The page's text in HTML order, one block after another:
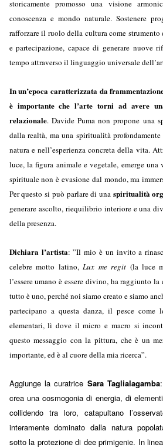
storicamente promosso una visione
conoscenza e mondo naturale. Sostenere
rafforzare il ruolo della cultura come
e partecipazione, capace di generare nuove
tempo attraverso il linguaggio universale
In un’epoca caratterizzata da
è importante che l’arte torni ad avere
relazionale. Davide Puma non propone una
dalla realtà, ma una spiritualità
natura e nell’esperienza concreta della vita.
luce, la figura animale e vegetale, emerge
spirituale non è evasione dal mondo, ma
Per questo si può parlare di una spiritualità
generare ascolto, riequilibrio interiore e una
della presenza.
Dichiara l’artista: ”Il mio è un invito a
celebre motto latino,Lux me regit (la luce
l’essere umano è essere divino, ha raggiunto
tutto è uno, perché noi siamo creato e siamo
partecipano a questa danza, il pesce come
elementari, lì dove il micro e macro si
questo messaggio con la pittura, che è un
importante, ed è al cuore della mia ricerca”.
Aggiunge la curatrice Sara Taglialagamba
crea una cosmogonia di energia, di
collidendo tra loro, catapultano
interamente dominato dalla natura
sotto la protezione di dee primigenie. In